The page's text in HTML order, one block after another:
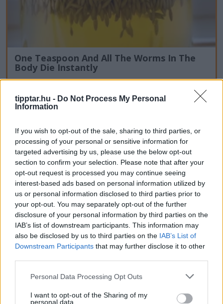
tipptar.hu - Do Not Process My Personal
Information
If you wish to opt-out of the sale, sharing to third parties, or
processing of your personal or sensitive information for
targeted advertising by us, please use the below opt-out
section to confirm your selection. Please note that after your
opt-out request is processed you may continue seeing
interest-based ads based on personal information utilized by
us or personal information disclosed to third parties prior to
your opt-out. You may separately opt-out of the further
disclosure of your personal information by third parties on the
IAB’s list of downstream participants. This information may
also be disclosed by us to third parties on the IAB’s List of
Downstream Participants that may further disclose it to other
Please note that this website/app uses one or more Google
not limited to your visit or usage behaviour. You may click to
Personal Data Processing Opt Outs
I want to opt-out of the Sharing of my
personal data.
One Teaspoon And All The Worms In The
Body Die Instantly
Stop Eating These 3 Foods That Are Known